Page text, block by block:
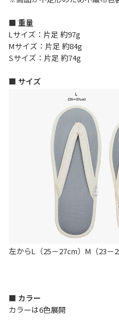
■ 重量
Lサイズ：片足 約97g
Mサイズ：片足 約84g
Sサイズ：片足 約74g
■ サイズ
左からL（25－27cm）M（23－
■ カラー
カラーは6色展開